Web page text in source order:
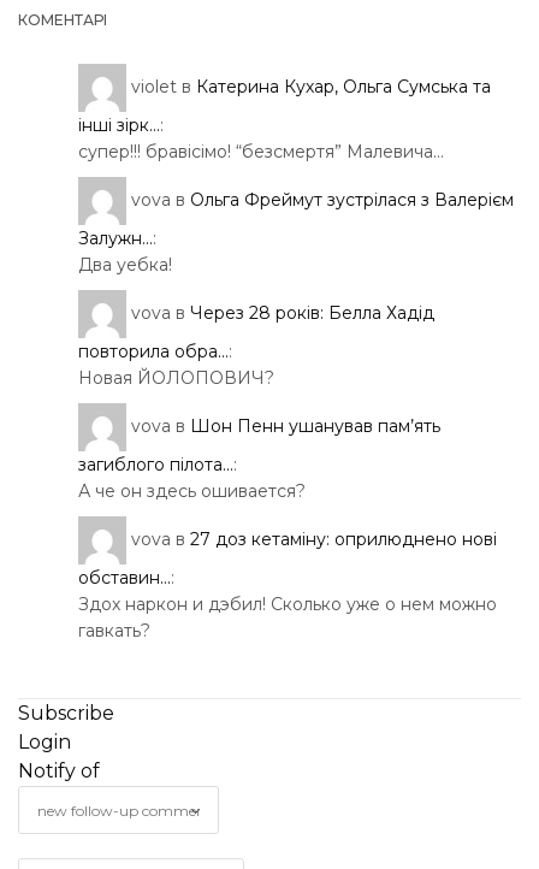
КОМЕНТАРІ
violet в Катерина Кухар, Ольга Сумська та
інші зірк...:
супер!!! бравісімо! “безсмертя” Малевича…
vova в Ольга Фреймут зустрілася з Валерієм
Залужн...:
Два уебка!
vova в Через 28 років: Белла Хадід
повторила обра...:
Новая ЙОЛОПОВИЧ?
vova в Шон Пенн ушанував пам’ять
загиблого пілота...:
А че он здесь ошивается?
vova в 27 доз кетаміну: оприлюднено нові
обставин...:
Здох наркон и дэбил! Сколько уже о нем можно
гавкать?
Subscribe
Login
Notify of